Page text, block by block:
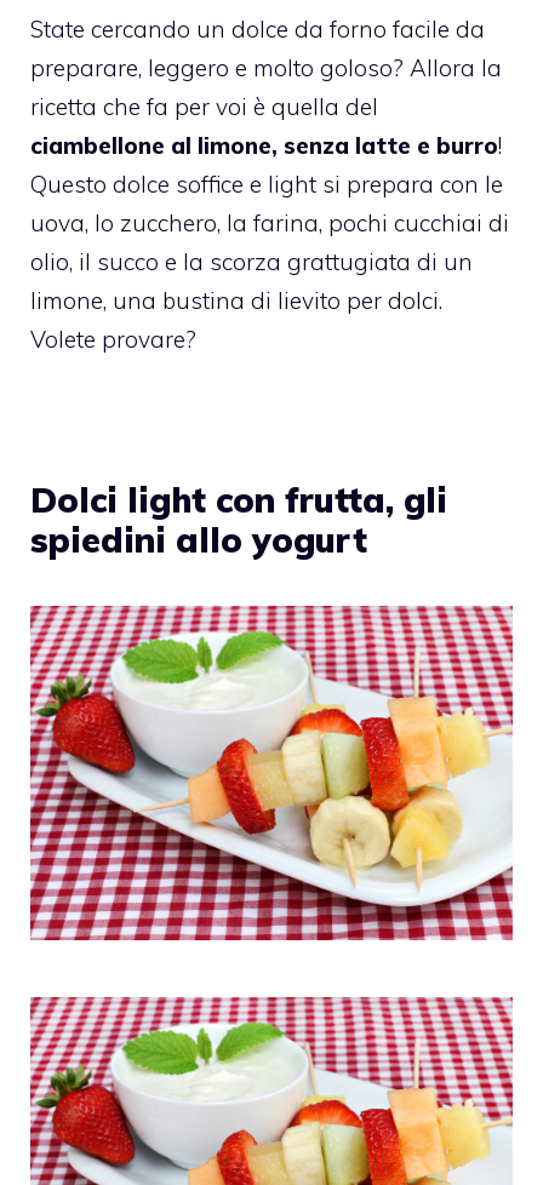
State cercando un dolce da forno facile da
preparare, leggero e molto goloso? Allora la
ricetta che fa per voi è quella del
ciambellone al limone, senza latte e burro!
Questo dolce soffice e light si prepara con le
uova, lo zucchero, la farina, pochi cucchiai di
olio, il succo e la scorza grattugiata di un
limone, una bustina di lievito per dolci.
Volete provare?
Dolci light con frutta, gli
spiedini allo yogurt